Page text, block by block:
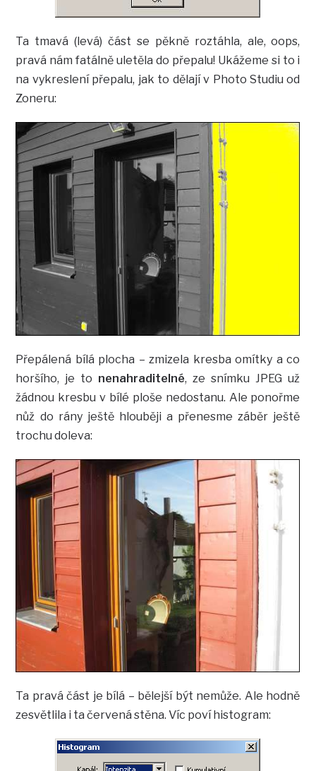
Ta tmavá (levá) část se pěkně roztáhla, ale, oops,
pravá nám fatálně uletěla do přepalu! Ukážeme si to i
na vykreslení přepalu, jak to dělají v Photo Studiu od
Zoneru:
Přepálená bílá plocha – zmizela kresba omítky a co
horšího, je to nenahraditelné, ze snímku JPEG už
žádnou kresbu v bílé ploše nedostanu. Ale ponořme
nůž do rány ještě hlouběji a přenesme záběr ještě
trochu doleva:
Ta pravá část je bílá – bělejší být nemůže. Ale hodně
zesvětlila i ta červená stěna. Víc poví histogram: